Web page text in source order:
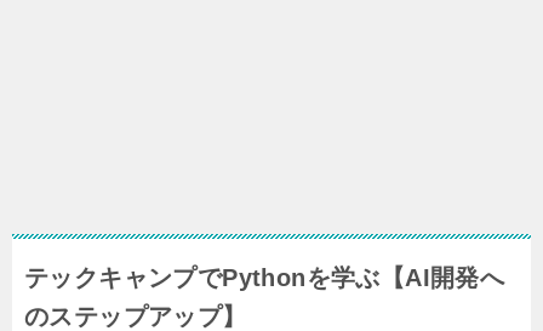
テックキャンプでPythonを学ぶ【AI開発へ
のステップアップ】